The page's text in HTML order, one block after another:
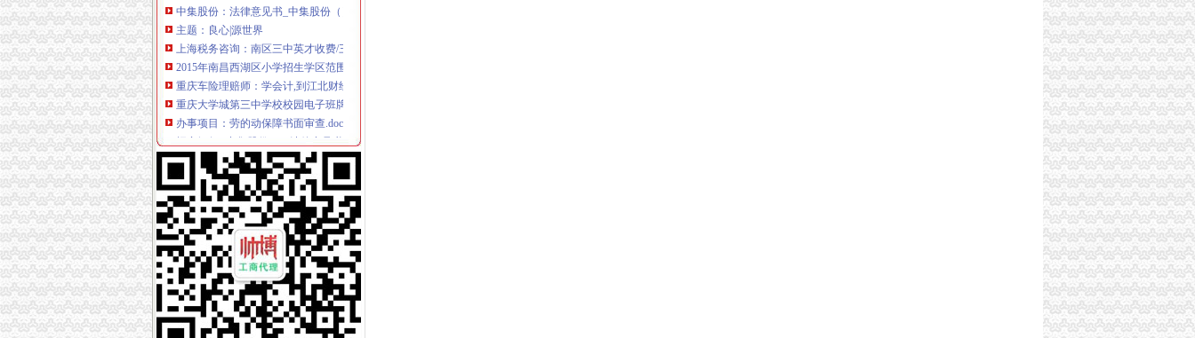
主题：良心|源世界
上海税务咨询：南区三中英才收费/三中英才校区/三中英才联系电话-
2015年南昌西湖区小学招生学区范围公布_网易新闻
重庆车险理赔师：学会计,到江北财经,证书+学历+推荐就业-重庆爱
重庆大学城第三中学校校园电子班牌系统_中国招标网_重庆市招标
办事项目：劳的动保障书面审查.doc8页-高清全文免费预览-max文档
招商银行--中集股份（）法律意见书
西湖区青云谱区小学招生学区范围公布_搜狐新闻_搜狐网
东方市场：2016年年度报告_东方市场（000301）_公告正文_财经_中
新全！南昌各区小学招生范围出炉,部分地区范围有变！_搜狐其
2015年太仓学区划分标准-家居装修互动问答
南昌部分县区小学招生学区范围公布-房产新闻-南昌搜狐焦点网
招商银行--四平包装（）2014年年度报告
重庆陈家桥税务登记证年检/变更/查询/|重庆列表网
2016年重庆市沙坪坝区工作报告-工作报告网-县|市|
重庆市沙坪坝区人大
重庆燃气（）2015年年度报告_股票_财讯纵览_浏览用户_国泰
印_邵手机报_邵新闻网